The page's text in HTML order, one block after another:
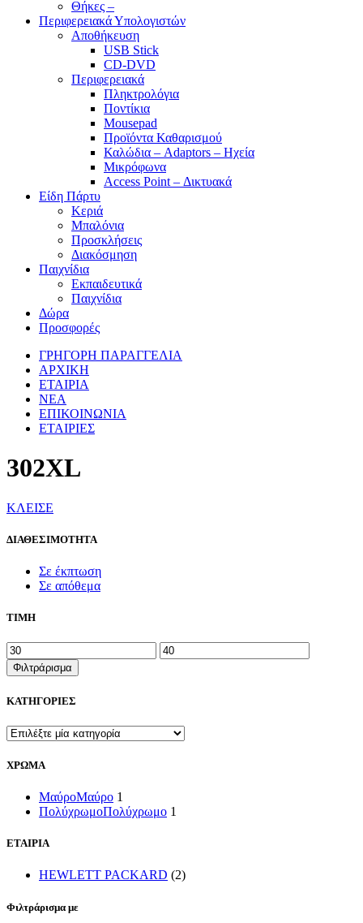
Θήκες –
Περιφερειακά Υπολογιστών
Αποθήκευση
USB Stick
CD-DVD
Περιφερειακά
Πληκτρολόγια
Ποντίκια
Mousepad
Προϊόντα Καθαρισμού
Καλώδια – Adaptors – Ηχεία
Μικρόφωνα
Access Point – Δικτυακά
Είδη Πάρτυ
Κεριά
Μπαλόνια
Προσκλήσεις
Διακόσμηση
Παιχνίδια
Εκπαιδευτικά
Παιχνίδια
Δώρα
Προσφορές
ΓΡΗΓΟΡΗ ΠΑΡΑΓΓΕΛΙΑ
ΑΡΧΙΚΗ
ΕΤΑΙΡΙΑ
ΝΕΑ
ΕΠΙΚΟΙΝΩΝΙΑ
ΕΤΑΙΡΙΕΣ
302XL
ΚΛΕΙΣΕ
ΔΙΑΘΕΣΙΜΟΤΗΤΑ
Σε έκπτωση
Σε απόθεμα
ΤΙΜΗ
Ελάχιστη
τιμή
Μέγιστη
τιμή
Φιλτράρισμα
ΚΑΤΗΓΟΡΙΕΣ
ΧΡΩΜΑ
ΜαύροΜαύρο 1
ΠολύχρωμοΠολύχρωμο 1
ΕΤΑΙΡΙΑ
HEWLETT PACKARD (2)
Φιλτράρισμα με